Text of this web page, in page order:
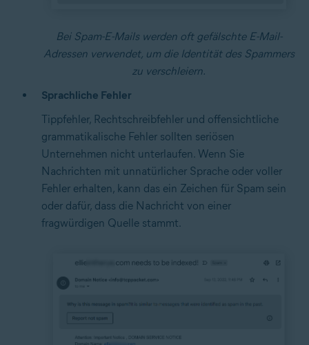
Bei Spam-E-Mails werden oft gefälschte E-Mail-
Adressen verwendet, um die Identität des Spammers
zu verschleiern.
Sprachliche Fehler
Tippfehler, Rechtschreibfehler und offensichtliche
grammatikalische Fehler sollten seriösen
Unternehmen nicht unterlaufen. Wenn Sie
Nachrichten mit unnatürlicher Sprache oder voller
Fehler erhalten, kann das ein Zeichen für Spam sein
oder dafür, dass die Nachricht von einer
fragwürdigen Quelle stammt.